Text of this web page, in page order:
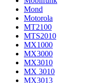
Mond
Motorola
MT2100
MTS2010
MX1000
MX3000
MX3010
MX 3010
MX3013